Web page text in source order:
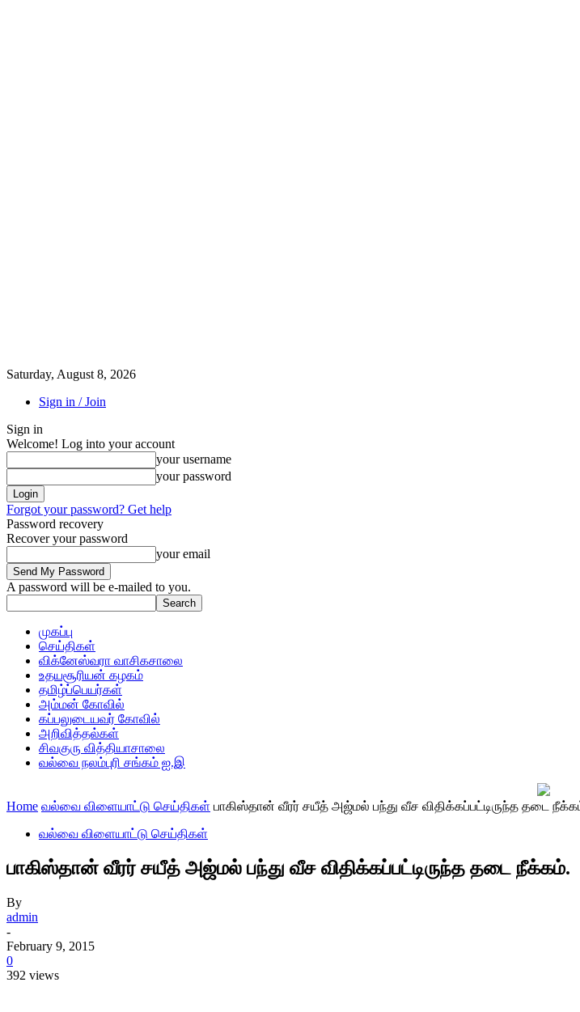
Saturday, August 8, 2026
Sign in / Join
Sign in
Welcome! Log into your account
your username
your password
Forgot your password? Get help
Password recovery
Recover your password
your email
A password will be e-mailed to you.
முகப்பு
செய்திகள்
விக்னேஸ்வரா வாசிகசாலை
உதயசூரியன் கழகம்
தமிழ்ப்பெயர்கள்
அம்மன் கோவில்
கப்பலுடையவர் கோவில்
அறிவித்தல்கள்
சிவகுரு வித்தியாசாலை
வல்வை நலம்புரி சங்கம் ஐ.இ
Home வல்வை விளையாட்டு செய்திகள் பாகிஸ்தான் வீரர் சயீத் அஜ்மல் பந்து வீச விதிக்கப்பட்டிருந்த தடை
வல்வை விளையாட்டு செய்திகள்
பாகிஸ்தான் வீரர் சயீத் அஜ்மல் பந்து வீச விதிக்கப்பட்டிருந்த தடை நீக்கம்.
By
admin
-
February 9, 2015
0
392 views